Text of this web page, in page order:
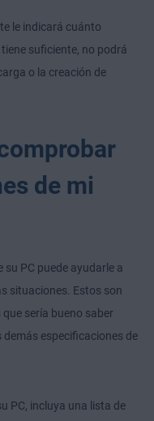
le indicará cuánto
suficiente, no podrá
o la creación de
de mi
PC puede ayudarle a
situaciones. Estos son
sería bueno saber
demás especificaciones de
PC, incluya una lista de